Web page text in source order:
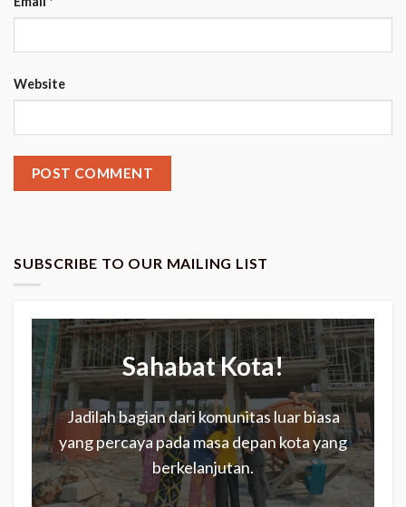
Website
SUBSCRIBE TO OUR MAILING LIST
Sahabat Kota!
Jadilah bagian dari komunitas luar biasa
yang percaya pada masa depan kota yang
berkelanjutan.